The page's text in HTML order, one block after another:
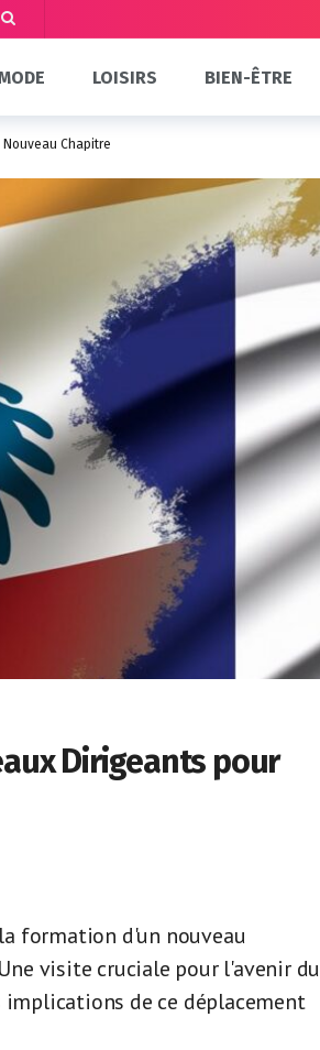
LOISIRS BIEN-ÊTRE
Chapitre
Dirigeants pour
formation d'un nouveau
visite cruciale pour l'avenir du
de ce déplacement